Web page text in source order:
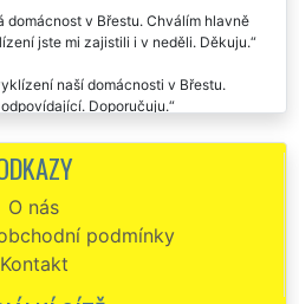
v Břestu. Chválím hlavně
jste mi zajistili i v neděli. Děkuju.
naší domácnosti v Břestu.
Doporučuju.
vyklizení staré domácnosti v
jsme potřebovali zajistit vyklízení
jsme si zvolili společnost EXTRA
výborné plánování, celá vyklízecí
Jednoznačně doporučujeme
poskytuje skutečně profesionální
O nás
podmínky
Kontakt